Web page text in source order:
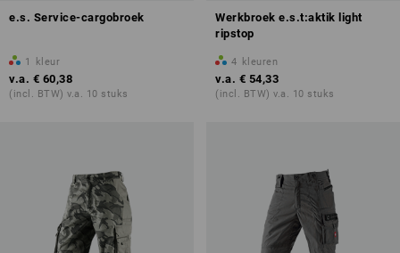
e.s. Service-cargobroek
1 kleur
v.a. € 60,38
(incl. BTW) v.a. 10 stuks
Werkbroek e.s.t:aktik light
ripstop
4 kleuren
v.a. € 54,33
(incl. BTW) v.a. 10 stuks